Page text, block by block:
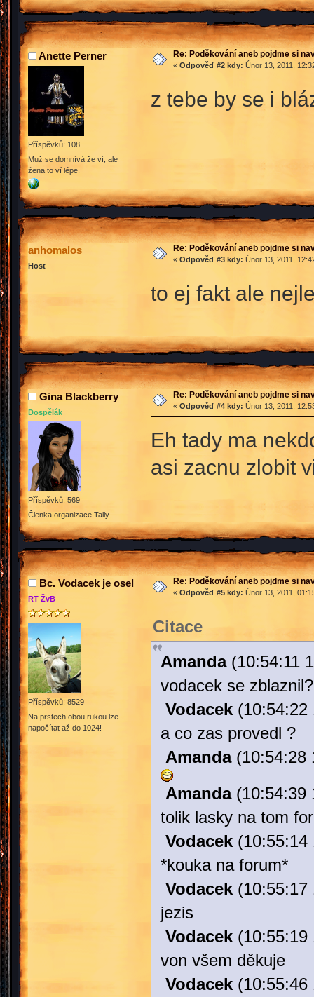
Anette Perner
Příspěvků: 108
Muž se domnívá že ví, ale
žena to ví lépe.
Re: Poděkování aneb pojdme si
« Odpověď #2 kdy: Únor 13, 2011,
z tebe by se i
anhomalos
Host
Re: Poděkování aneb pojdme si
« Odpověď #3 kdy: Únor 13, 2011,
to ej fakt ale
Gina Blackberry
Dospělák
Příspěvků: 569
Členka organizace Tally
Re: Poděkování aneb pojdme si
« Odpověď #4 kdy: Únor 13, 2011,
Eh tady ma
asi zacnu zlobit
Bc. Vodacek je osel
RT ŽvB
Příspěvků: 8529
Na prstech obou rukou lze
napočítat až do 1024!
Re: Poděkování aneb pojdme si
« Odpověď #5 kdy: Únor 13, 2011,
Citace
Amanda(10:54:11
vodacek se zblaznil?
Vodacek(10:54:22
a co zas provedl ?
Amanda(10:54:28
Amanda(10:54:39
tolik lasky na tom
Vodacek(10:55:14
*kouka na forum*
Vodacek(10:55:17
jezis
Vodacek(10:55:19
von všem děkuje
Vodacek(10:55:46